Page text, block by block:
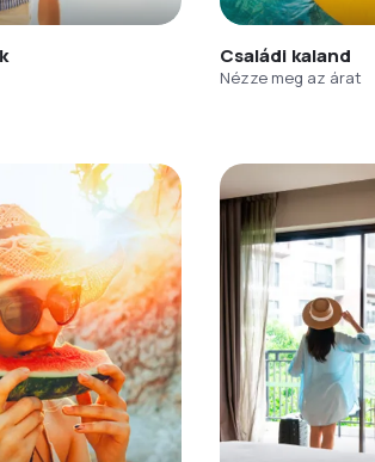
Családi kaland
Nézze meg az árat